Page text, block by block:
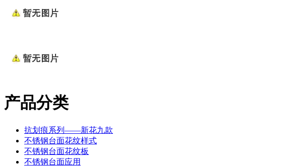
产品分类
抗划痕系列——新花九款
不锈钢台面花纹样式
不锈钢台面花纹板
不锈钢台面应用